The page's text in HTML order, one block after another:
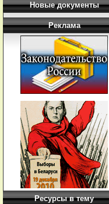
Новые документы
Реклама
Ресурсы в тему